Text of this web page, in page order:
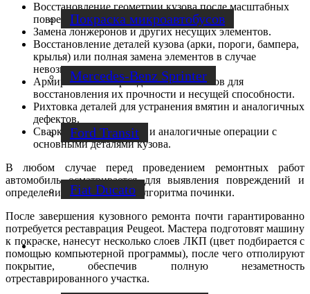
Покраска микроавтобусов
Mercedes-Benz Sprinter
Ford Transit
Fiat Ducato
Ремонт фургонов
Восстановление геометрии кузова после масштабных
повреждений.
Замена лонжеронов и других несущих элементов.
Восстановление деталей кузова (арки, пороги, бампера,
крылья) или полная замена элементов в случае
невозможности починки.
Армирование поврежденных элементов для
восстановления их прочности и несущей способности.
Рихтовка деталей для устранения вмятин и аналогичных
дефектов.
Сварка, пайка, лужение и аналогичные операции с
основными деталями кузова.
В любом случае перед проведением ремонтных работ
автомобиль осматривается для выявления повреждений и
определения оптимального алгоритма починки.
После завершения кузовного ремонта почти гарантированно
потребуется реставрация Peugeot. Мастера подготовят машину
к покраске, нанесут несколько слоев ЛКП (цвет подбирается с
помощью компьютерной программы), после чего отполируют
покрытие, обеспечив полную незаметность
отреставрированного участка.